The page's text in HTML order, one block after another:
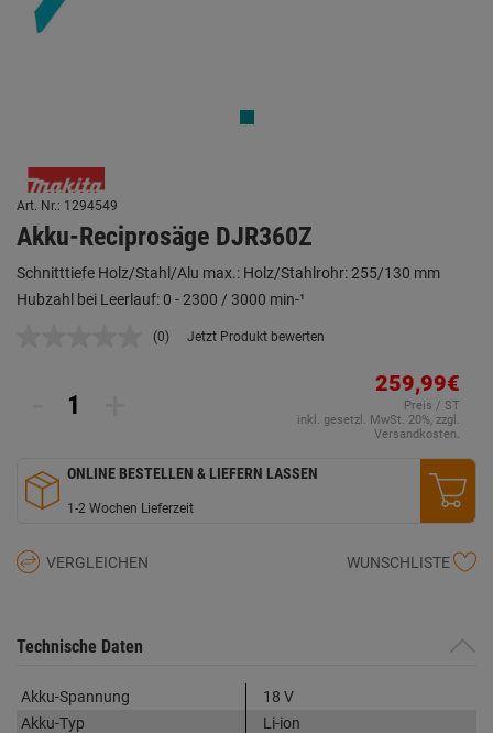
Art. Nr.: 1294549
Akku-Reciprosäge DJR360Z
Schnitttiefe Holz/Stahl/Alu max.: Holz/Stahlrohr: 255/130 mm
Hubzahl bei Leerlauf: 0 - 2300 / 3000 min-¹
Kein
(0) Jetzt Produkt bewerten
259,99€
Preis / ST
inkl. gesetzl. MwSt. 20%, zzgl.
Versandkosten.
ONLINE BESTELLEN & LIEFERN LASSEN
1-2 Wochen Lieferzeit
VERGLEICHEN WUNSCHLISTE
Technische Daten
Akku-Spannung
18 V
Akku-Typ
Li-ion